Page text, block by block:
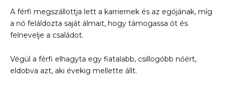
A férfi megszállottja lett a karriernek és az egójának, míg
a nő feláldozta saját álmait, hogy támogassa őt és
felnevelje a családot.
Végül a férfi elhagyta egy fiatalabb, csillogóbb nőért,
eldobva azt, aki évekig mellette állt.